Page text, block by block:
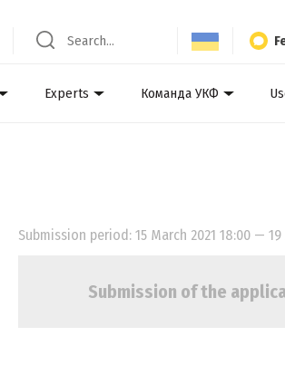
Experts Команда УКФ
Submission period: 15 March 2021 18:00 — 19
Submission of the